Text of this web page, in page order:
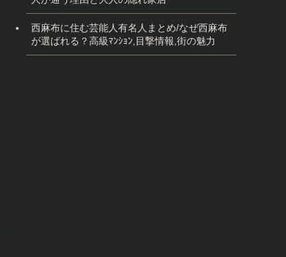
西麻布に住む芸能人有名人まとめ/なぜ西麻布
が選ばれる？高級ﾏﾝｼｮﾝ,目撃情報,街の魅力